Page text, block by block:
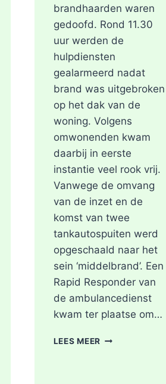
brandhaarden waren
gedoofd. Rond 11.30
uur werden de
hulpdiensten
gealarmeerd nadat
brand was uitgebroken
op het dak van de
woning. Volgens
omwonenden kwam
daarbij in eerste
instantie veel rook vrij.
Vanwege de omvang
van de inzet en de
komst van twee
tankautospuiten werd
opgeschaald naar het
sein ‘middelbrand’. Een
Rapid Responder van
de ambulancedienst
kwam ter plaatse om…
LEES MEERBRAND